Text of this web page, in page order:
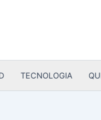
TECNOLOGIA